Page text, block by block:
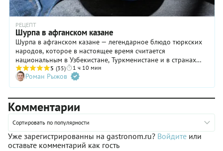
РЕЦЕПТ
Шурпа в афганском казане
Шурпа в афганском казане — легендарное блюдо тюркских
народов, которое в настоящее время считается
национальным в Узбекистане, Туркменистане и в странах
Балканского полуострова. Представляет из себя густой суп с
большим количеством мяса и крупно нарезанными
овощами. И хотя существует огромное количество рецептов
шурпы с добавлением ярких специй и зелени, ценят и любят
ее в основном за натуральный, очень насыщенный мясной
вкус, который лишь слегка оттеняется морковью, луком,
картофелем и сладким перцем. В нашем пошаговом рецепте
расскажем, как сварить шурпу в афганском казане — быстро
и очень просто.
5 (35) 1 ч 10 мин
Роман Рыжов
Комментарии
Сортировать по популярности
Уже зарегистрированны на gastronom.ru? Войдите или
оставьте комментарий как гость